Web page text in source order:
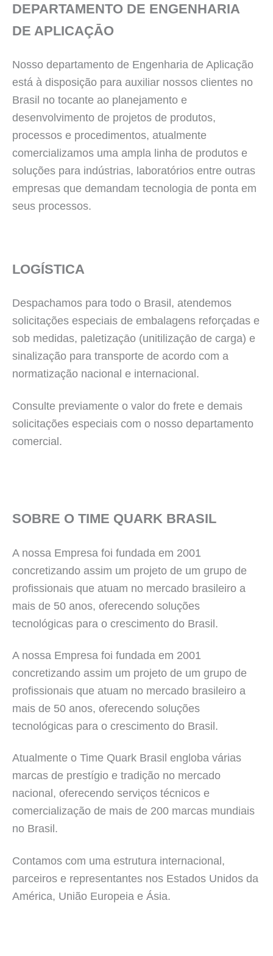
DEPARTAMENTO DE ENGENHARIA
DE APLICAÇĀO
Nosso departamento de Engenharia de Aplicação
está à disposição para auxiliar nossos clientes no
Brasil no tocante ao planejamento e
desenvolvimento de projetos de produtos,
processos e procedimentos, atualmente
comercializamos uma ampla linha de produtos e
soluções para indústrias, laboratórios entre outras
empresas que demandam tecnologia de ponta em
seus processos.
LOGÍSTICA
Despachamos para todo o Brasil, atendemos
solicitações especiais de embalagens reforçadas e
sob medidas, paletizaçāo (unitilizaçāo de carga) e
sinalização para transporte de acordo com a
normatização nacional e internacional.
Consulte previamente o valor do frete e demais
solicitações especiais com o nosso departamento
comercial.
SOBRE O TIME QUARK BRASIL
A nossa Empresa foi fundada em 2001
concretizando assim um projeto de um grupo de
profissionais que atuam no mercado brasileiro a
mais de 50 anos, oferecendo soluções
tecnológicas para o crescimento do Brasil.
A nossa Empresa foi fundada em 2001
concretizando assim um projeto de um grupo de
profissionais que atuam no mercado brasileiro a
mais de 50 anos, oferecendo soluções
tecnológicas para o crescimento do Brasil.
Atualmente o Time Quark Brasil engloba várias
marcas de prestígio e tradição no mercado
nacional, oferecendo serviços técnicos e
comercialização de mais de 200 marcas mundiais
no Brasil.
Contamos com uma estrutura internacional,
parceiros e representantes nos Estados Unidos da
América, União Europeia e Ásia.